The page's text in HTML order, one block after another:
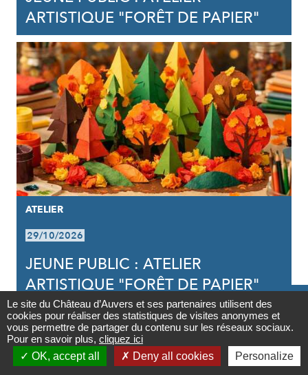
Contact

Newsletter
ARTISTIQUE "FORÊT DE PAPIER"
ATELIER
29/10/2026
JEUNE PUBLIC : ATELIER
ARTISTIQUE "FORÊT DE PAPIER"
Le site du Château d’Auvers et ses partenaires utilisent des
cookies pour réaliser des statistiques de visites anonymes et
vous permettre de partager du contenu sur les réseaux sociaux.
Pour en savoir plus, cliquez ici
OK, accept all
Deny all cookies Personalize